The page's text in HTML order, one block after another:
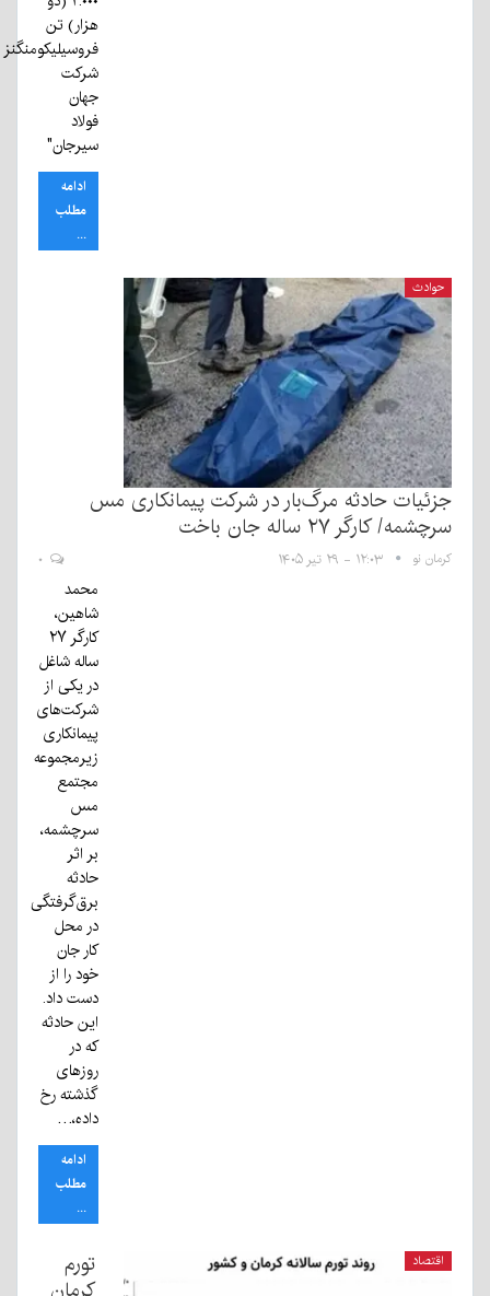
هزار) تن
فروسیلیکومنگنز
شرکت
جهان
فولاد
سیرجان"
ادامه
مطلب
...
حوادث
جزئیات حادثه مرگ‌بار در شرکت پیمانکاری مس
سرچشمه/ کارگر ۲۷ ساله جان باخت
کرمان نو ۱۲:۰۳ - ۲۹ تیر ۱۴۰۵
محمد
شاهین،
کارگر ۲۷
ساله شاغل
در یکی از
شرکت‌های
پیمانکاری
زیرمجموعه
مجتمع
مس
سرچشمه،
بر اثر
حادثه
برق‌گرفتگی
در محل
کار جان
خود را از
دست داد.
این حادثه
که در
روزهای
گذشته رخ
داده،…
ادامه
مطلب
...
اقتصاد
تورم